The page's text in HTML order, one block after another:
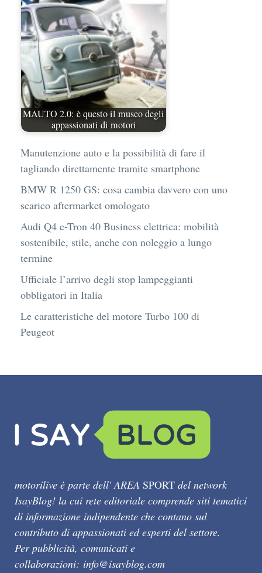
MAUTO 2.0: è questo il museo degli
appassionati di motori
Manutenzione auto e la possibilità di fare il
tagliando direttamente tramite smartphone
BMW R 1250 GS: cosa cambia davvero con uno
scarico aftermarket omologato
Audi Q4 e-Tron 40 Business elettrica: mobilità
sostenibile, stile, anche con noleggio a lungo
termine
Ufficiale l’arrivo degli stop lampeggianti
obbligatori in Italia
Le caratteristiche del motore Turbo 100 di
Peugeot
motorilive è parte dell' AREA SPORT del network
IsayBlog! la cui rete editoriale comprende siti tematici
di informazione indipendente che contano sul
contributo di appassionati ed esperti del settore.
Per pubblicità, comunicati e
collaborazioni: info@isayblog.com